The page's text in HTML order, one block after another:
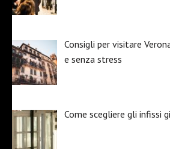
Consigli per visitare
e senza stress
Come scegliere gli infissi